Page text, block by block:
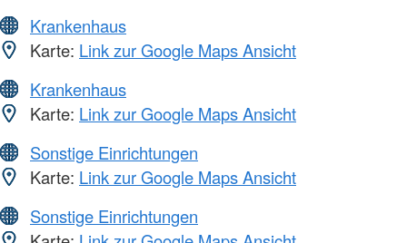
Krankenhaus
Karte: Link zur Google Maps Ansicht
Krankenhaus
Karte: Link zur Google Maps Ansicht
Sonstige Einrichtungen
Karte: Link zur Google Maps Ansicht
Sonstige Einrichtungen